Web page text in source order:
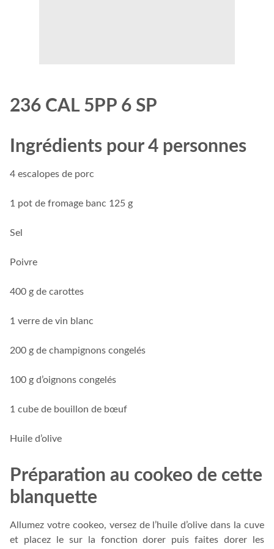
236 CAL 5PP 6 SP
Ingrédients pour 4 personnes
4 escalopes de porc
1 pot de fromage banc 125 g
Sel
Poivre
400 g de carottes
1 verre de vin blanc
200 g de champignons congelés
100 g d’oignons congelés
1 cube de bouillon de bœuf
Huile d’olive
Préparation au cookeo de cette
blanquette
Allumez votre cookeo, versez de l’huile d’olive dans la cuve
et placez le sur la fonction dorer puis faites dorer les